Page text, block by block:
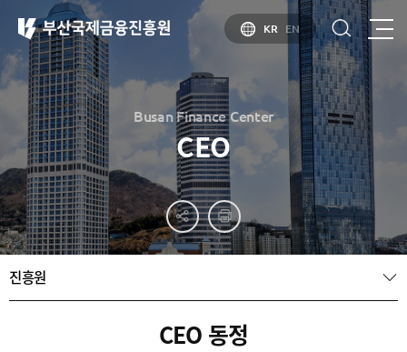
부산
소개
산업현황
정주환경
홍보
브로슈어
부산금융중심지
소개
정책 소개
KR EN
Busan Finance Center
CEO
진흥원
CEO 동정